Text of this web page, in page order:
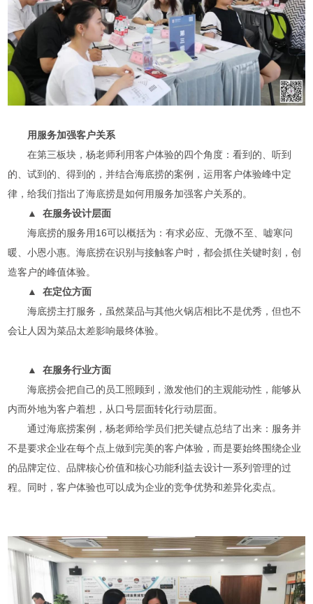
用服务加强客户关系
在第三板块，杨老师利用客户体验的四个角度：看到的、听到
的、试到的、得到的，并结合海底捞的案例，运用客户体验峰中定
律，给我们指出了海底捞是如何用服务加强客户关系的。
▲ 在服务设计层面
海底捞的服务用16可以概括为：有求必应、无微不至、嘘寒问
暖、小恩小惠。海底捞在识别与接触客户时，都会抓住关键时刻，创
造客户的峰值体验。
▲ 在定位方面
海底捞主打服务，虽然菜品与其他火锅店相比不是优秀，但也不
会让人因为菜品太差影响最终体验。
▲ 在服务行业方面
海底捞会把自己的员工照顾到，激发他们的主观能动性，能够从
内而外地为客户着想，从口号层面转化行动层面。
通过海底捞案例，杨老师给学员们把关键点总结了出来：服务并
不是要求企业在每个点上做到完美的客户体验，而是要始终围绕企业
的品牌定位、品牌核心价值和核心功能利益去设计一系列管理的过
程。同时，客户体验也可以成为企业的竞争优势和差异化卖点。